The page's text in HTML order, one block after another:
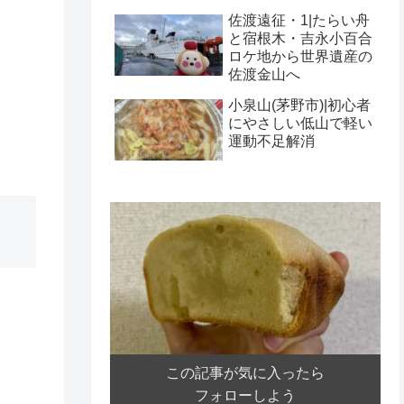
佐渡遠征・1|たらい舟
と宿根木・吉永小百合
ロケ地から世界遺産の
佐渡金山へ
小泉山(茅野市)|初心者
にやさしい低山で軽い
運動不足解消
この記事が気に入ったら
フォローしよう